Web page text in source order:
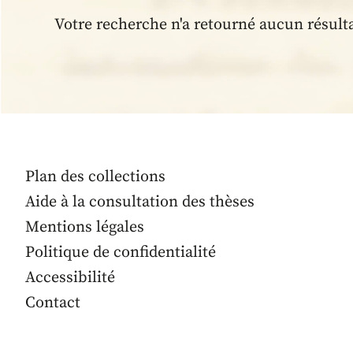
Votre recherche n'a retourné aucun
Plan des collections
Aide à la consultation des thèses
Mentions légales
Politique de confidentialité
Accessibilité
Contact